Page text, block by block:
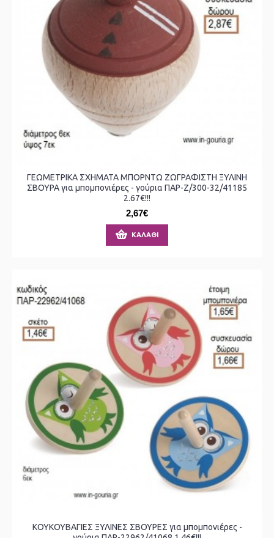
ΓΕΩΜΕΤΡΙΚΑ ΣΧΗΜΑΤΑ ΜΠΟΡΝΤΩ ΖΩΓΡΑΦΙΣΤΗ ΞΥΛΙΝΗ
ΣΒΟΥΡΑ για μπομπονιέρες - γούρια ΠΑΡ-Ζ/300-32/41185
2.67€!!!
2,67€
ΚΑΛΆΘΙ
ΚΟΥΚΟΥΒΑΓΙΕΣ ΞΥΛΙΝΕΣ ΣΒΟΥΡΕΣ για μπομπονιέρες -